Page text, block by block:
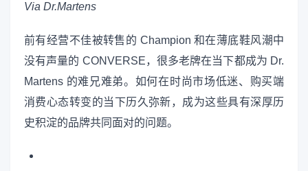
Via Dr.Martens
前有经营不佳被转售的 Champion 和在薄底鞋风潮中
没有声量的 CONVERSE，很多老牌在当下都成为 Dr.
Martens 的难兄难弟。如何在时尚市场低迷、购买端
消费心态转变的当下历久弥新，成为这些具有深厚历
史积淀的品牌共同面对的问题。